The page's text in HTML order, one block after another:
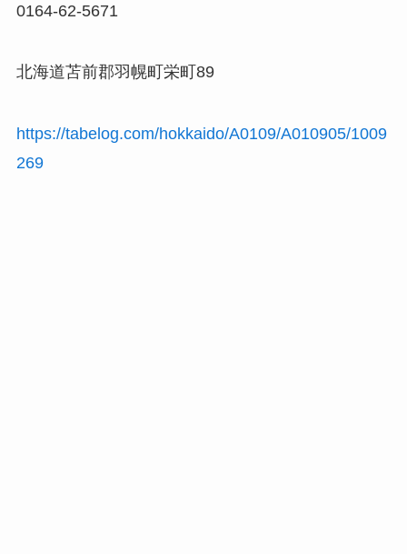
0164-62-5671
北海道苫前郡羽幌町栄町89
https://tabelog.com/hokkaido/A0109/A010905/1009
269